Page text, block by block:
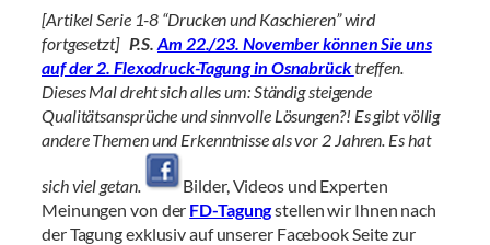
[Artikel Serie 1-8 “Drucken und Kaschieren” wird
fortgesetzt] P.S.Am 22./23. November können Sie uns
auf der 2. Flexodruck-Tagung in Osnabrücktreffen.
Dieses Mal dreht sich alles um: Ständig steigende
Qualitätsansprüche und sinnvolle Lösungen?! Es gibt völlig
andere Themen und Erkenntnisse als vor 2 Jahren. Es hat
sich viel getan.
Bilder, Videos und Experten
Meinungen von der FD-Tagungstellen wir Ihnen nach
der Tagung exklusiv auf unserer Facebook Seite zur